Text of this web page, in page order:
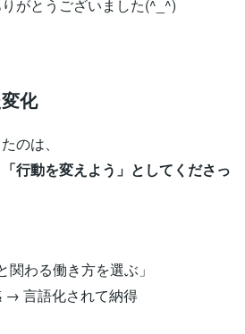
がとうございました(^_^)
化
のは、
行動を変えよう」としてくださっ
わる働き方を選ぶ」
→ 言語化されて納得